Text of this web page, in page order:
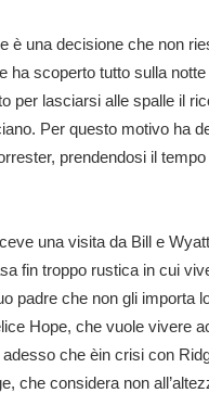
è una decisione che non
ha scoperto tutto sulla
per lasciarsi alle spalle il
Per questo motivo ha
prendendosi il
una visita da Bill e
fin troppo rustica in cui
padre che non gli importa
Hope, che vuole vivere
che èin crisi con
che considera non